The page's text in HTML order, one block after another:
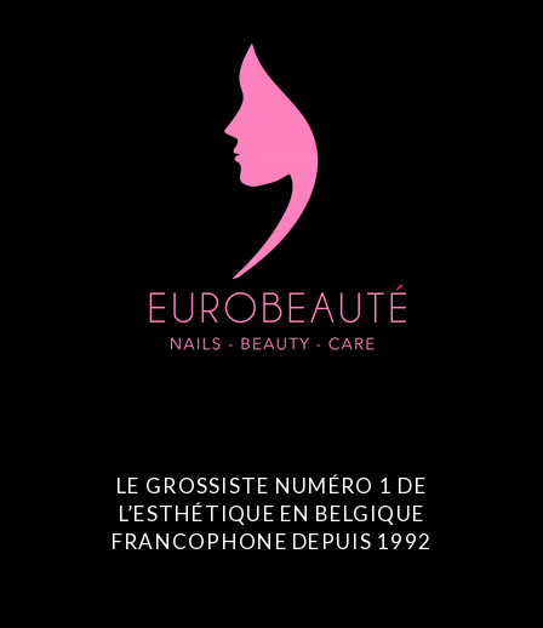
LE GROSSISTE NUMÉRO 1 DE
L’ESTHÉTIQUE EN BELGIQUE
FRANCOPHONE DEPUIS 1992